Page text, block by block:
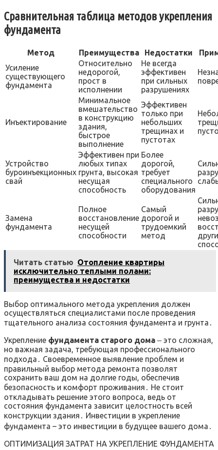
Сравнительная таблица методов укрепления
фундамента
Метод Преимущества Недостатки
Усиление
существующего
фундамента
Относительно
недорогой,
прост в
исполнении
Не всегда
эффективен
при сильных
разрушениях
Инъектирование
Минимальное
вмешательство
в конструкцию
здания,
быстрое
выполнение
Эффективен
только при
небольших
трещинах и
пустотах
Устройство
буроинъекционных
свай
Эффективен при
любых типах
грунта, высокая
несущая
способность
Более
дорогой,
требует
специального
оборудования
Замена
фундамента
Полное
восстановление
несущей
способности
Самый
дорогой и
трудоемкий
метод
Читать статью Отопление квартиры
исключительно теплыми полами:
преимущества и недостатки
Выбор оптимального метода укрепления должен
осуществляться специалистами после проведения
тщательного анализа состояния фундамента и грунта․
Укрепление фундамента старого дома ‒ это сложная,
но важная задача, требующая профессионального
подхода․ Своевременное выявление проблем и
правильный выбор метода ремонта позволят
сохранить ваш дом на долгие годы, обеспечив
безопасность и комфорт проживания․ Не стоит
откладывать решение этого вопроса, ведь от
состояния фундамента зависит целостность всей
конструкции здания․ Инвестиции в укрепление
фундамента – это инвестиции в будущее вашего дома․
ОПТИМИЗАЦИЯ ЗАТРАТ НА УКРЕПЛЕНИЕ ФУНДАМЕНТА